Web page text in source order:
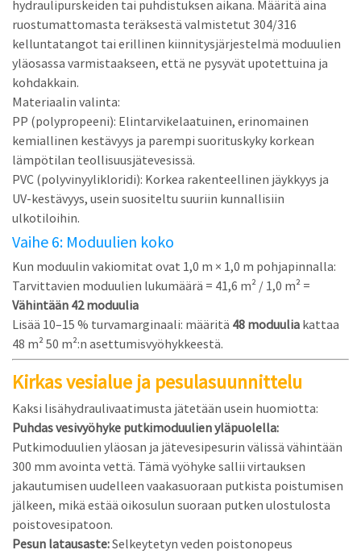
hydraulipurskeiden tai puhdistuksen aikana. Määritä aina
ruostumattomasta teräksestä valmistetut 304/316
kelluntatangot tai erillinen kiinnitysjärjestelmä moduulien
yläosassa varmistaakseen, että ne pysyvät upotettuina ja
kohdakkain.
Materiaalin valinta:
PP (polypropeeni): Elintarvikelaatuinen, erinomainen
kemiallinen kestävyys ja parempi suorituskyky korkean
lämpötilan teollisuusjätevesissä.
PVC (polyvinyylikloridi): Korkea rakenteellinen jäykkyys ja
UV-kestävyys, usein suositeltu suuriin kunnallisiin
ulkotiloihin.
Vaihe 6: Moduulien koko
Kun moduulin vakiomitat ovat 1,0 m × 1,0 m pohjapinnalla:
Tarvittavien moduulien lukumäärä = 41,6 m² / 1,0 m² =
Vähintään 42 moduulia
Lisää 10–15 % turvamarginaali: määritä 48 moduulia kattaa
48 m² 50 m²:n asettumisvyöhykkeestä.
Kirkas vesialue ja pesulasuunnittelu
Kaksi lisähydraulivaatimusta jätetään usein huomiotta:
Puhdas vesivyöhyke putkimoduulien yläpuolella:
Putkimoduulien yläosan ja jätevesipesurin välissä vähintään
300 mm avointa vettä. Tämä vyöhyke sallii virtauksen
jakautumisen uudelleen vaakasuoraan putkista poistumisen
jälkeen, mikä estää oikosulun suoraan putken ulostulosta
poistovesipatoon.
Pesun latausaste:Selkeytetyn veden poistonopeus